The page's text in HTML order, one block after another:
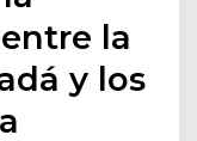
la
y los